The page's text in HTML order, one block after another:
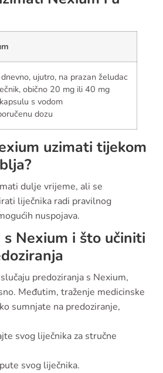
ujutro, na prazan želudac
obično 20 mg ili 40 mg
s vodom
dozu
uzimati tijekom
dulje vrijeme, ali se
liječnika radi pravilnog
nuspojava.
s Nexium i što učiniti
predoziranja s Nexium,
Međutim, traženje medicinske
sumnjate na predoziranje,
svog liječnika za stručne
svog liječnika.